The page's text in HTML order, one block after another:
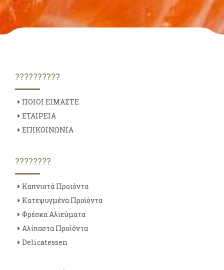
??????????
ΠΟΙΟΙ ΕΙΜΑΣΤΕ
ΕΤΑΙΡΕΙΑ
ΕΠΙΚΟΙΝΩΝΙΑ
????????
Καπνιστά Προιόντα
Κατεψυγμένα Προϊόντα
Φρέσκα Αλιεύματα
Αλίπαστα Προΐόντα
Delicatessen